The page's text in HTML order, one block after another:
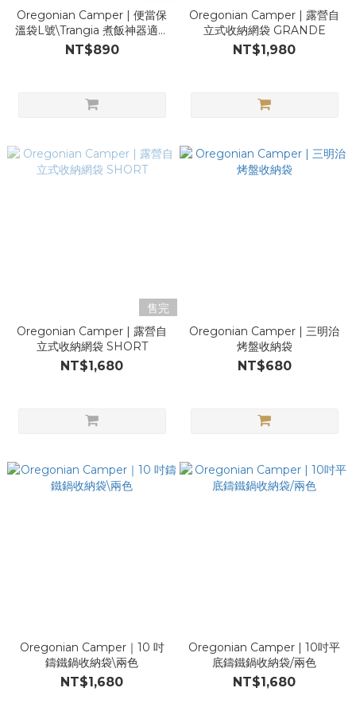
Oregonian Camper | 便當保
溫袋L號\Trangia 煮飯神器適用
\ 保溫保冷
NT$890
Oregonian Camper | 露營自
立式收納網袋 GRANDE
NT$1,980
售完
Oregonian Camper | 露營自
立式收納網袋 SHORT
NT$1,680
Oregonian Camper | 三明治
烤盤收納袋
NT$680
Oregonian Camper｜10 吋
鑄鐵鍋收納袋\兩色
NT$1,680
Oregonian Camper | 10吋平
底鑄鐵鍋收納袋/兩色
NT$1,680